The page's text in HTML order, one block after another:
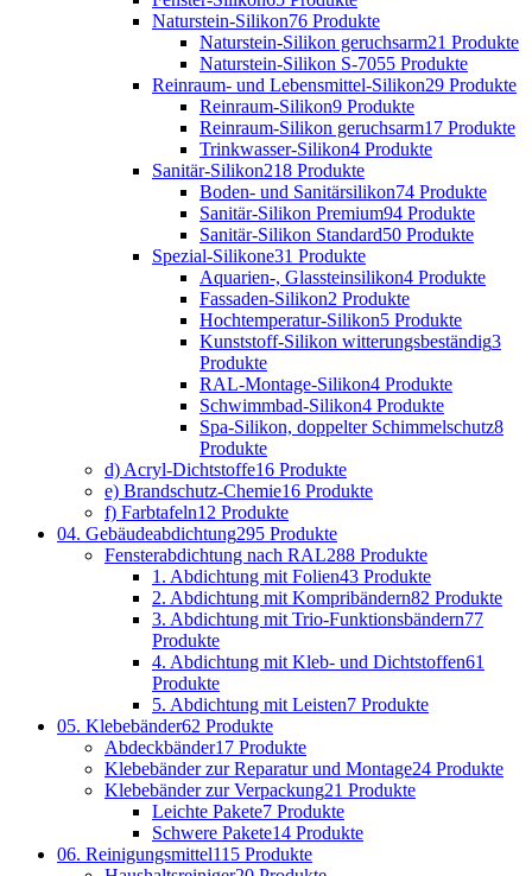
Naturstein-Silikon76 Produkte
Naturstein-Silikon geruchsarm21 Produkte
Naturstein-Silikon S-7055 Produkte
Reinraum- und Lebensmittel-Silikon29 Produkte
Reinraum-Silikon9 Produkte
Reinraum-Silikon geruchsarm17 Produkte
Trinkwasser-Silikon4 Produkte
Sanitär-Silikon218 Produkte
Boden- und Sanitärsilikon74 Produkte
Sanitär-Silikon Premium94 Produkte
Sanitär-Silikon Standard50 Produkte
Spezial-Silikone31 Produkte
Aquarien-, Glassteinsilikon4 Produkte
Fassaden-Silikon2 Produkte
Hochtemperatur-Silikon5 Produkte
Kunststoff-Silikon witterungsbeständig3
Produkte
RAL-Montage-Silikon4 Produkte
Schwimmbad-Silikon4 Produkte
Spa-Silikon, doppelter Schimmelschutz8
Produkte
d) Acryl-Dichtstoffe16 Produkte
e) Brandschutz-Chemie16 Produkte
f) Farbtafeln12 Produkte
04. Gebäudeabdichtung295 Produkte
Fensterabdichtung nach RAL288 Produkte
1. Abdichtung mit Folien43 Produkte
2. Abdichtung mit Kompribändern82 Produkte
3. Abdichtung mit Trio-Funktionsbändern77
Produkte
4. Abdichtung mit Kleb- und Dichtstoffen61
Produkte
5. Abdichtung mit Leisten7 Produkte
05. Klebebänder62 Produkte
Abdeckbänder17 Produkte
Klebebänder zur Reparatur und Montage24 Produkte
Klebebänder zur Verpackung21 Produkte
Leichte Pakete7 Produkte
Schwere Pakete14 Produkte
06. Reinigungsmittel115 Produkte